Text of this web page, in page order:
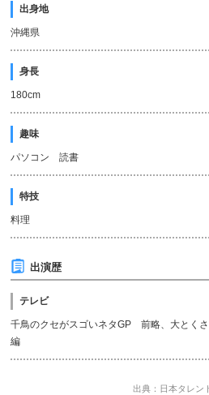
出身地
沖縄県
身長
180cm
趣味
パソコン 読書
特技
料理
出演歴
テレビ
千鳥のクセがスゴいネタGP 前略、大とく
編
出典：日本タレン